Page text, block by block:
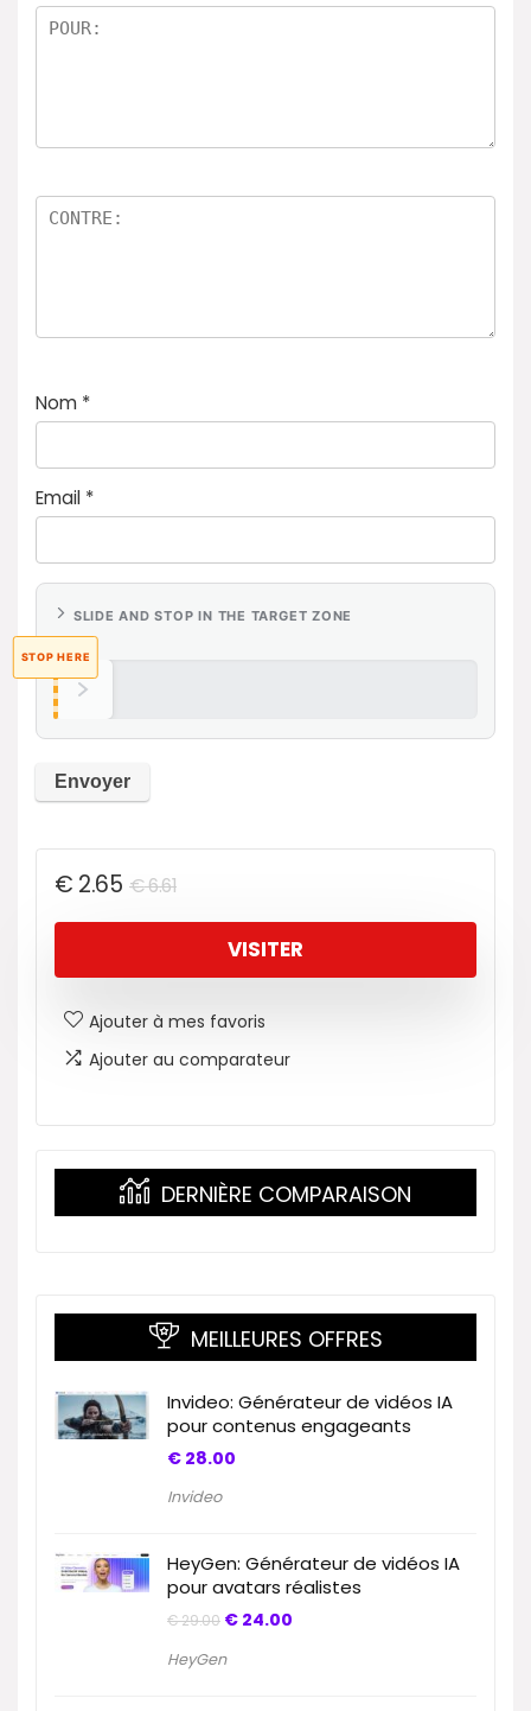
Nom *
Email *
SLIDE AND STOP IN THE TARGET ZONE
STOP HERE
€6.61
€ 2.65
VISITER
Ajouter à mes favoris
Ajouter au comparateur
DERNIÈRE COMPARAISON
MEILLEURES OFFRES
Invideo: Générateur de vidéos IA
pour contenus engageants
€ 28.00
Invideo
HeyGen: Générateur de vidéos IA
pour avatars réalistes
€29.00 € 24.00
HeyGen